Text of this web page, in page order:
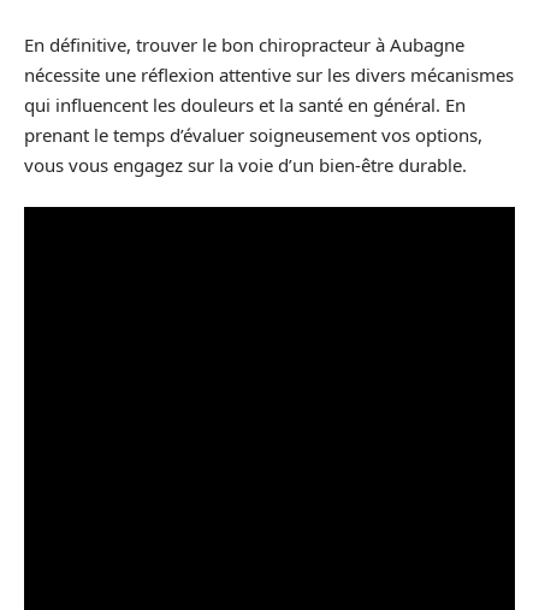
En définitive, trouver le bon chiropracteur à Aubagne
nécessite une réflexion attentive sur les divers mécanismes
qui influencent les douleurs et la santé en général. En
prenant le temps d’évaluer soigneusement vos options,
vous vous engagez sur la voie d’un bien-être durable.